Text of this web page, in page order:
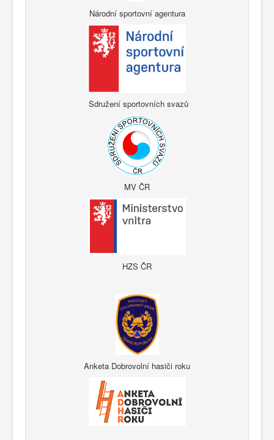
Národní sportovní agentura
Sdružení sportovních svazů
MV ČR
HZS ČR
Anketa Dobrovolní hasiči roku